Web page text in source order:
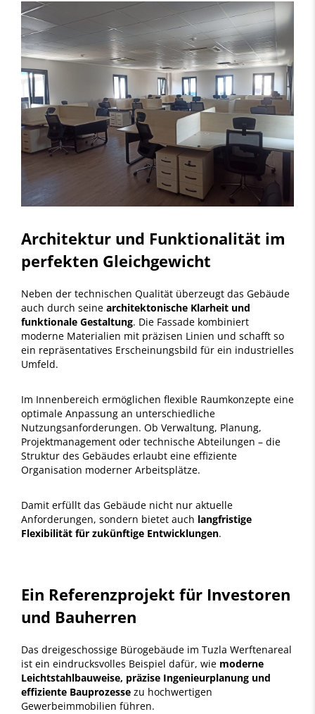
Architektur und Funktionalität im
perfekten Gleichgewicht
Neben der technischen Qualität überzeugt das Gebäude
auch durch seine architektonische Klarheit und
funktionale Gestaltung. Die Fassade kombiniert
moderne Materialien mit präzisen Linien und schafft so
ein repräsentatives Erscheinungsbild für ein industrielles
Umfeld.
Im Innenbereich ermöglichen flexible Raumkonzepte eine
optimale Anpassung an unterschiedliche
Nutzungsanforderungen. Ob Verwaltung, Planung,
Projektmanagement oder technische Abteilungen – die
Struktur des Gebäudes erlaubt eine effiziente
Organisation moderner Arbeitsplätze.
Damit erfüllt das Gebäude nicht nur aktuelle
Anforderungen, sondern bietet auch langfristige
Flexibilität für zukünftige Entwicklungen.
Ein Referenzprojekt für Investoren
und Bauherren
Das dreigeschossige Bürogebäude im Tuzla Werftenareal
ist ein eindrucksvolles Beispiel dafür, wie moderne
Leichtstahlbauweise, präzise Ingenieurplanung und
effiziente Bauprozesse zu hochwertigen
Gewerbeimmobilien führen.